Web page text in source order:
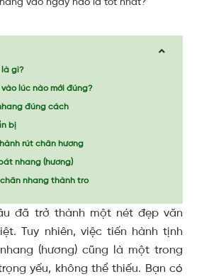
là gì?
lúc nào mới đúng?
đúng cách
bị
hành rút chân hương
nhang (hương)
chân nhang thành tro
đã trở thành một nét đẹp văn
Tuy nhiên, việc tiến hành tịnh
(hương) cũng là một trong
yếu, không thể thiếu. Bạn có